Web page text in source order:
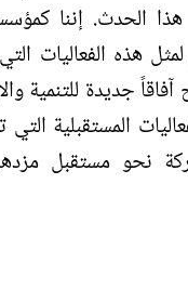
الحدث. إننا
لمثل هذه الفعاليات
آفاقاً جديدة للتنمية
المستقبلية
نحو مستقبل